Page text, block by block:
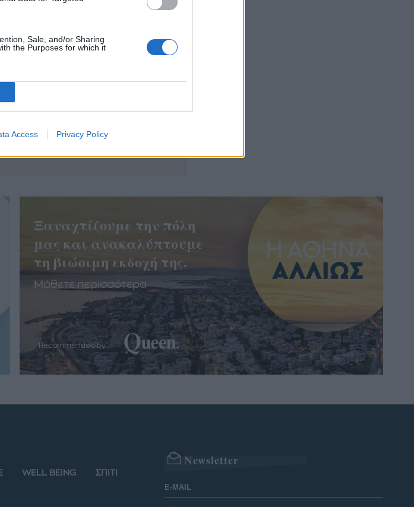
Sale, and/or Sharing
the Purposes for which it
Access Privacy Policy
Στήθους, Non Touch -
Ξαναχτίζουμε την πόλη
μας και ανακαλύπτουμε
τη βιώσιμη εκδοχή της.
Μάθετε περισσότερα
Recommended by
WELL BEING ΣΠΙΤΙ
Newsletter